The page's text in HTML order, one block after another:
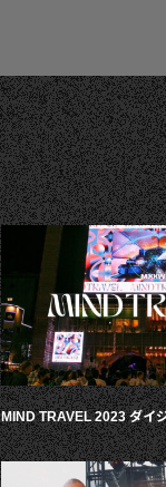
MIND TRAVEL 2023 ダイ